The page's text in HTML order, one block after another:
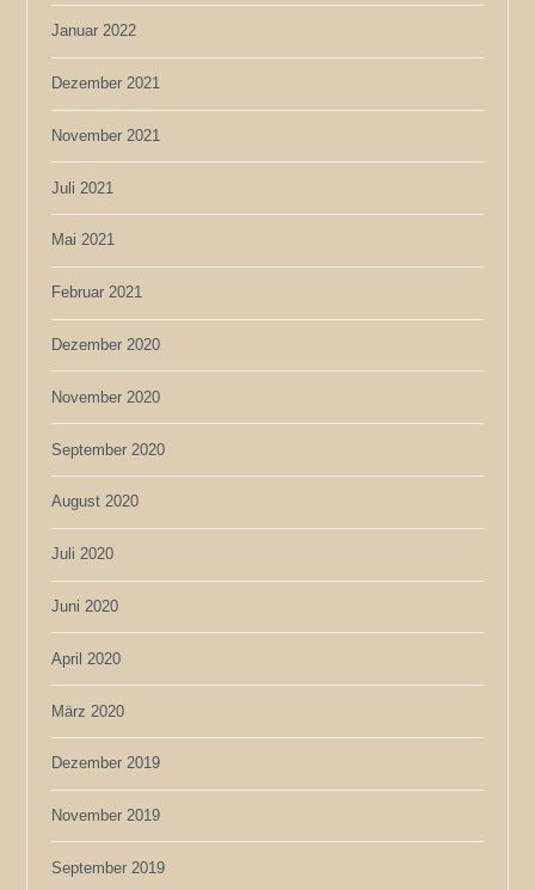
Januar 2022
Dezember 2021
November 2021
Juli 2021
Mai 2021
Februar 2021
Dezember 2020
November 2020
September 2020
August 2020
Juli 2020
Juni 2020
April 2020
März 2020
Dezember 2019
November 2019
September 2019